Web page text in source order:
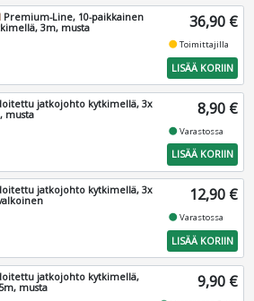
Premium-Line, 10-paikkainen
3m, musta
36,90 €
fiber_manual_recordToimittajilla
LISÄÄ KORIIN
jatkojohto kytkimellä, 3x
musta
8,90 €
fiber_manual_recordVarastossa
LISÄÄ KORIIN
jatkojohto kytkimellä, 3x
12,90 €
fiber_manual_recordVarastossa
LISÄÄ KORIIN
jatkojohto kytkimellä,
musta
9,90 €